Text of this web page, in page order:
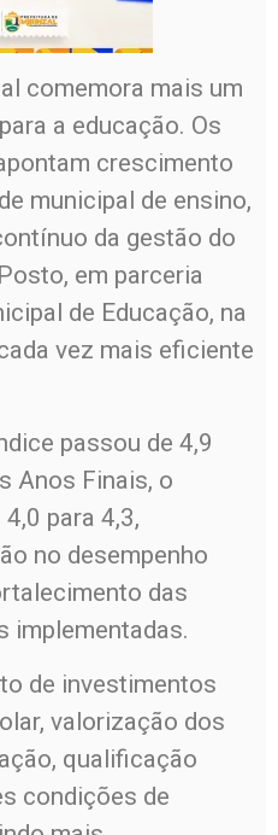
comemora mais um
a educação. Os
crescimento
municipal de ensino,
da gestão do
em parceria
de Educação, na
vez mais eficiente
passou de 4,9
Anos Finais, o
para 4,3,
no desempenho
das
implementadas.
de investimentos
valorização dos
qualificação
condições de